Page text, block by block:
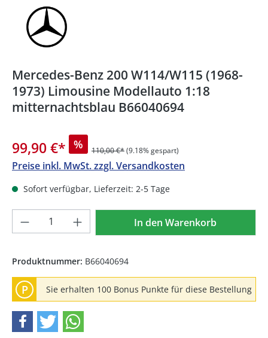
Mercedes-Benz 200 W114/W115 (1968-
1973) Limousine Modellauto 1:18
mitternachtsblau B66040694
99,90 €* % 110,00 €*(9.18% gespart)
Preise inkl. MwSt. zzgl. Versandkosten
Sofort verfügbar, Lieferzeit: 2-5 Tage
Produkt Anzahl: Gib denIn den Warenkorb
Produktnummer: B66040694
P Sie erhalten 100 Bonus Punkte für diese Bestellung